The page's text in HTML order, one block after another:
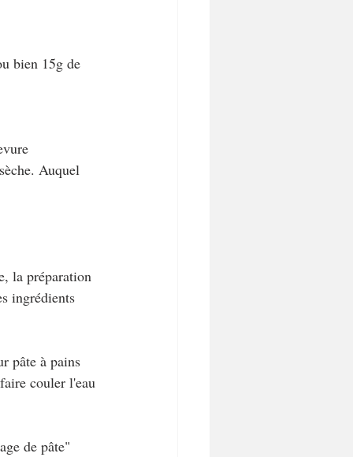
bien 15g de
Auquel
la préparation
ingrédients
pâte à pains
couler l'eau
de pâte"